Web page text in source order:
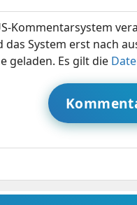
Kommentarsystem
das System erst nach
geladen. Es gilt die